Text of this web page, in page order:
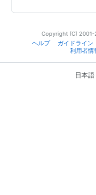
Copyright (C) 2001-
ヘルプ
ガイドライン
利用者情
日本語